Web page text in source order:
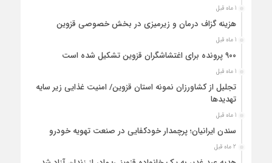
1 ماه قبل
هزینه‌ گزاف درمان و زیرمیزی در بخش خصوصی قزوین
1 ماه قبل
۹۰۰ پرونده برای اغتشاشگران قزوین تشکیل شده است
1 ماه قبل
تجلیل از کشاورزان نمونه استان قزوین/ امنیت غذایی زیر سایه
تهدیدها
1 ماه قبل
سندن ایرانیان؛ پرچمدار خودکفایی در صنعت تهویه خودرو
2 ماه قبل